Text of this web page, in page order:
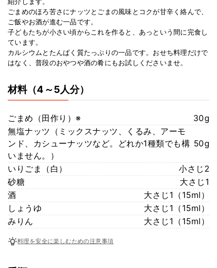
ごまめのほろ苦さにナッツとごまの風味とコクが甘辛く絡んで、
ご飯やお酒が進む一品です。
子どもたちが小さい頃からこれを作ると、あっという間に完食し
ています。
カルシウムとたんぱく質たっぷりの一品です。おせち料理だけで
はなく、普段のおやつや酒の肴にもお試しくださいませ。
材料（4～5人分）
ごまめ（田作り）※
30g
無塩ナッツ（ミックスナッツ、くるみ、アーモ
ンド、カシューナッツなど。どれか1種類でも構
いません。）
50g
いりごま（白）
小さじ2
砂糖
大さじ1
酒
大さじ1（15ml）
しょうゆ
大さじ1（15ml）
みりん
大さじ1（15ml）
料理を安全に楽しむための注意事項